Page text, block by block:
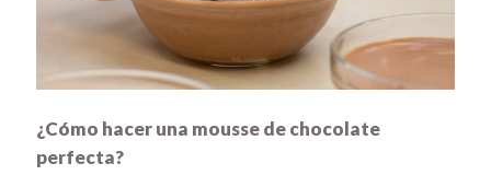
¿Cómo hacer una mousse de chocolate
perfecta?